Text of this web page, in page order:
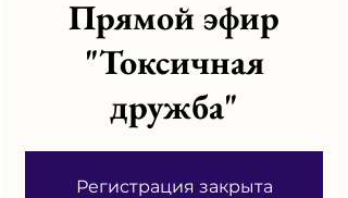
Прямой эфир
"Токсичная
дружба"
Регистрация закрыта